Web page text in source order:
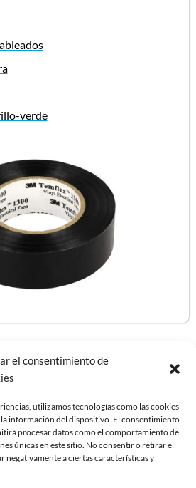
el consentimiento de
utilizamos tecnologías como las cookies
información del dispositivo. El consentimiento
procesar datos como el comportamiento de
únicas en este sitio. No consentir o retirar el
negativamente a ciertas características y
verde
newsletter y no te
las novedades